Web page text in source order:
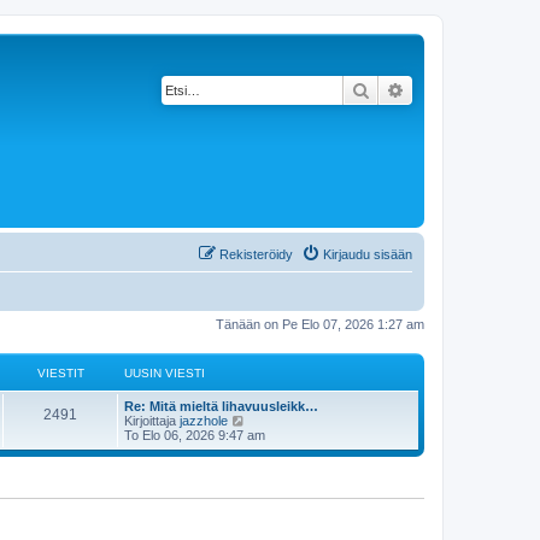
Etsi
Kirjaudu sisään
Rekisteröidy
Tänään on Pe Elo 07, 2026 1:27 am
VIESTIT UUSIN VIESTI
2491
Re: Mitä mieltä lihavuusleikk…
Kirjoittaja jazzhole
ä
y
To Elo 06, 2026 9:47 am